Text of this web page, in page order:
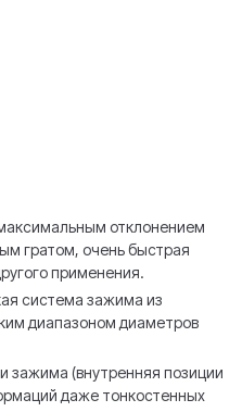
отклонением
гратом, очень быстрая
применения.
система зажима из
диапазоном диаметров
зажима (внутренняя позиции
даже тонкостенных